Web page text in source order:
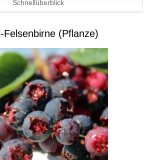
Schnellüberblick
Felsenbirne (Pflanze)